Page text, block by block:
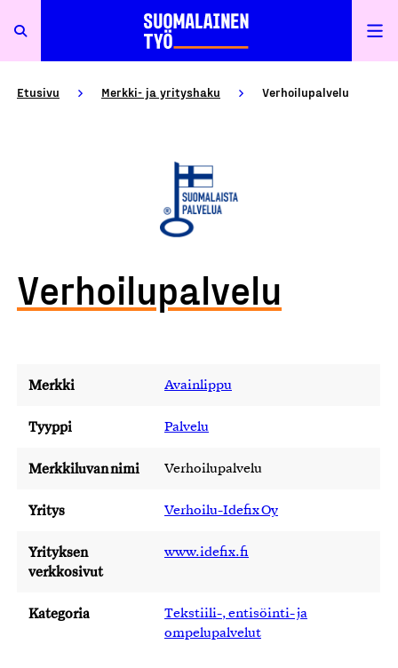
Etusivu Merkki- ja yrityshaku Verhoilupalvelu
Verhoilupalvelu
Merkki Avainlippu
Tyyppi Palvelu
Merkkiluvan nimi Verhoilupalvelu
Yritys Verhoilu-Idefix Oy
Yrityksen
verkkosivut
www.idefix.fi
Kategoria
Tekstiili-, entisöinti- ja
ompelupalvelut